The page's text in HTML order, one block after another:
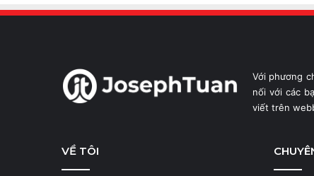
Với phương
nối với các
viết trên
VỀ TÔI